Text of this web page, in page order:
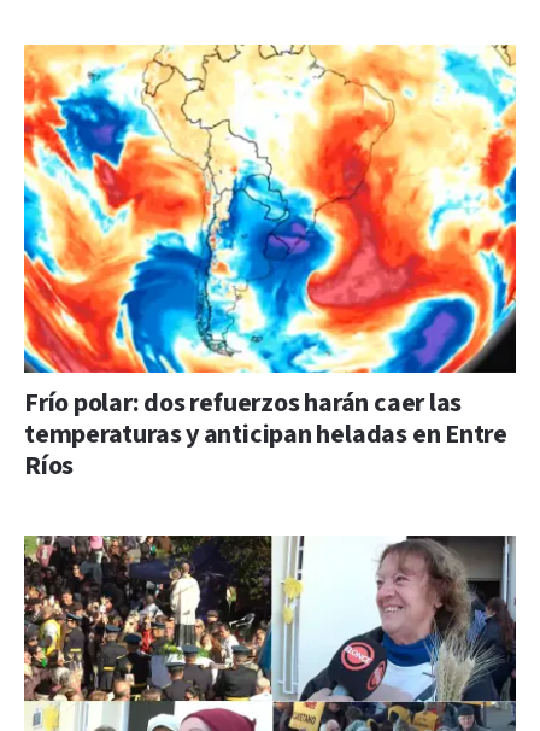
Frío polar: dos refuerzos harán caer las
temperaturas y anticipan heladas en Entre
Ríos